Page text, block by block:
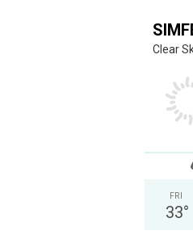
Clear
FRI
33°